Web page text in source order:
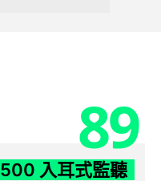
89
入耳式監聽